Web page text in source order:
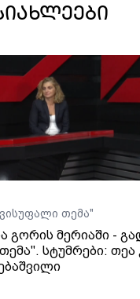
თემა"
გორის მერიაში -
სტუმრები: თეა